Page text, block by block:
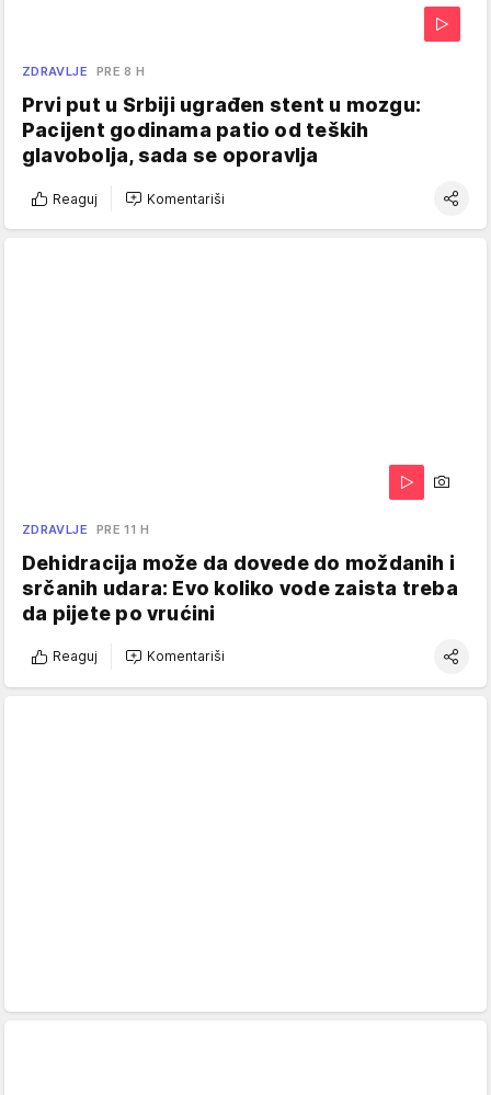
ZDRAVLJE PRE 8 H
Prvi put u Srbiji ugrađen stent u mozgu:
Pacijent godinama patio od teških
glavobolja, sada se oporavlja
Reaguj Komentariši
ZDRAVLJE PRE 11 H
Dehidracija može da dovede do moždanih i
srčanih udara: Evo koliko vode zaista treba
da pijete po vrućini
Reaguj Komentariši